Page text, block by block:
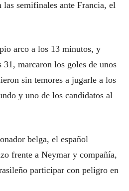
semifinales ante Francia, el
arco a los 13 minutos, y
marcaron los goles de unos
sin temores a jugarle a los
y uno de los candidatos al
belga, el español
frente a Neymar y compañía,
participar con peligro en